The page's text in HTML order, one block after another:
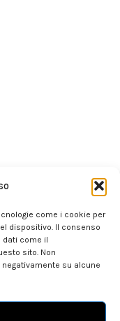
come i cookie per
dispositivo. Il consenso
dati come il
sito. Non
su alcune